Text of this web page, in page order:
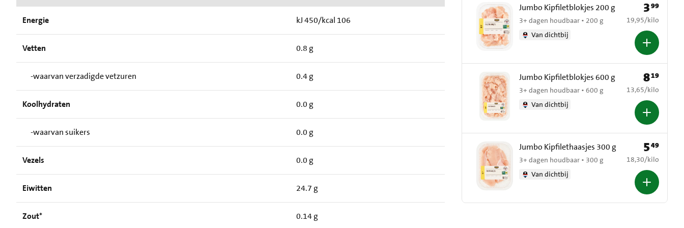
Energie kJ 450/kcal 106
Vetten 0.8 g
-waarvan verzadigde vetzuren 0.4 g
Koolhydraten 0.0 g
-waarvan suikers 0.0 g
Vezels 0.0 g
Eiwitten 24.7 g
Zout* 0.14 g
Jumbo Kipfiletblokjes 200 g
3+ dagen houdbaar • 200 g
Van dichtbij
Prijs: € 3,99
399
€ 19,95 per kilo
19,95/kilo
Jumbo Kipfiletblokjes 600 g
3+ dagen houdbaar • 600 g
Van dichtbij
Prijs: € 8,19
819
€ 13,65 per kilo
13,65/kilo
Jumbo Kipfilethaasjes 300 g
3+ dagen houdbaar • 300 g
Van dichtbij
Prijs: € 5,49
549
€ 18,30 per kilo
18,30/kilo